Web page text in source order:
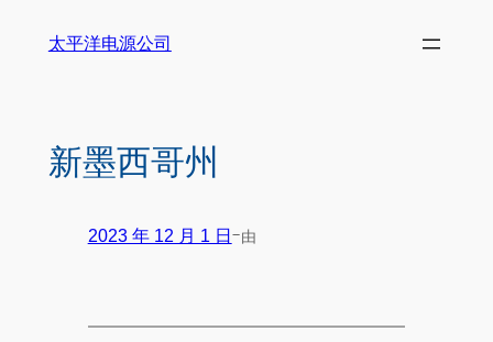
太平洋电源公司
新墨西哥州
2023 年 12 月 1 日 -由